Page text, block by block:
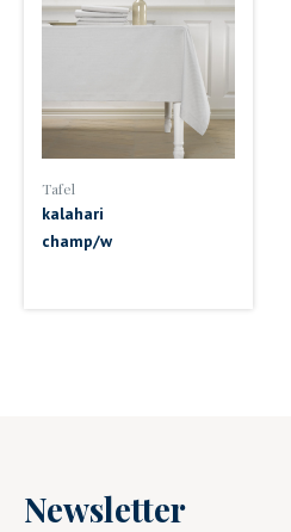
Tafel
kalahari
champ/w
Newsletter